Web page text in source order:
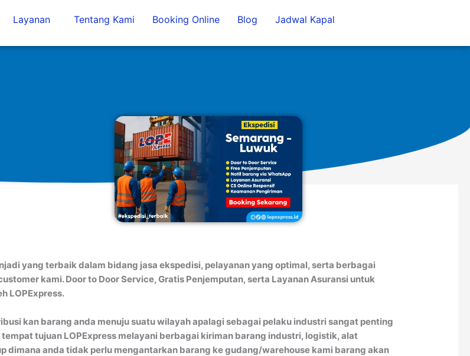
Layanan Tentang Kami Booking Online Blog Jadwal Kapal
yang terbaik dalam bidang jasa ekspedisi, pelayanan yang optimal, serta berbagai
kami. Door to Door Service, Gratis Penjemputan, serta Layanan Asuransi untuk
LOPExpress.
kan barang anda menuju suatu wilayah apalagi sebagai pelaku industri sangat penting
tujuan LOPExpress melayani berbagai kiriman barang industri, logistik, alat
dimana anda tidak perlu mengantarkan barang ke gudang/warehouse kami barang akan